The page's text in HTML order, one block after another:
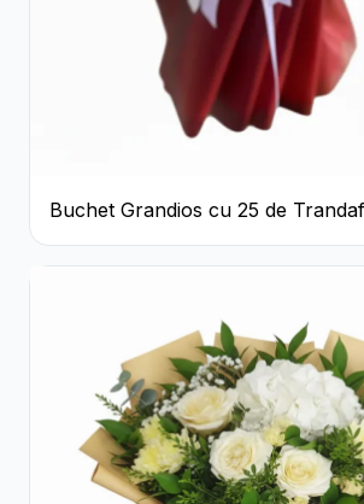
Buchet Grandios cu 25 de
Roșii